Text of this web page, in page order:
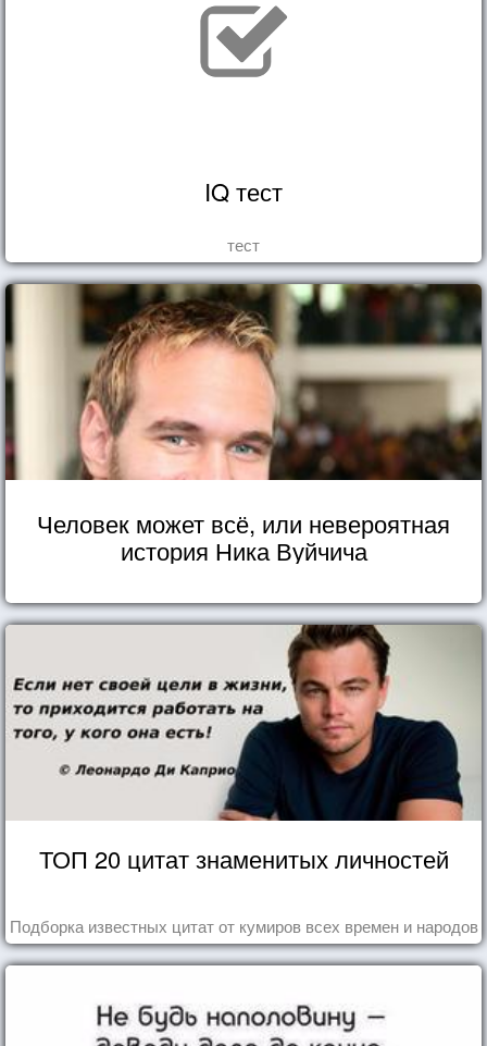
IQ тест
тест
Человек может всё, или невероятная
история Ника Вуйчича
ТОП 20 цитат знаменитых личностей
Подборка известных цитат от кумиров всех времен и народов